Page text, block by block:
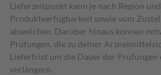
Lieferzeitpunkt kann je nach Region
Produktverfügbarkeit sowie vom
abweichen. Darüber hinaus können
Prüfungen, die zu deiner
Lieferfrist um die Dauer der
verlängern.